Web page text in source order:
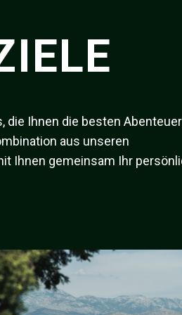
Ihnen die besten
aus unseren
Ihnen gemeinsam Ihr